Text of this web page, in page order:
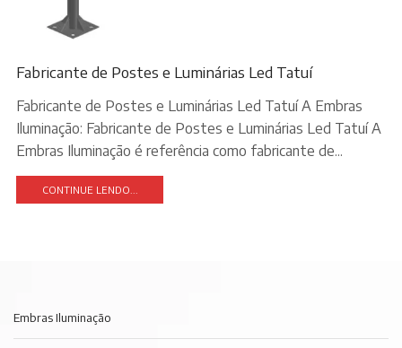
Fabricante de Postes e Luminárias Led Tatuí
Fabricante de Postes e Luminárias Led Tatuí A Embras
Iluminação: Fabricante de Postes e Luminárias Led Tatuí A
Embras Iluminação é referência como fabricante de...
CONTINUE LENDO...
Embras Iluminação